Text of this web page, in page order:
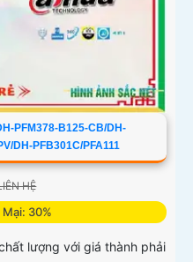
PFM378-B125-CB/DH-
DH-PFB301C/PFA111
HỆ
30%
lượng với giá thành phải